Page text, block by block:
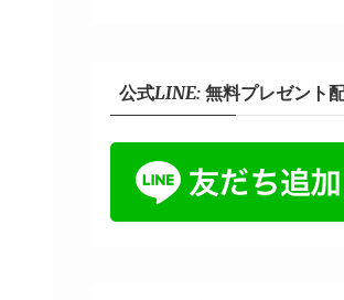
公式LINE: 無料プレゼント